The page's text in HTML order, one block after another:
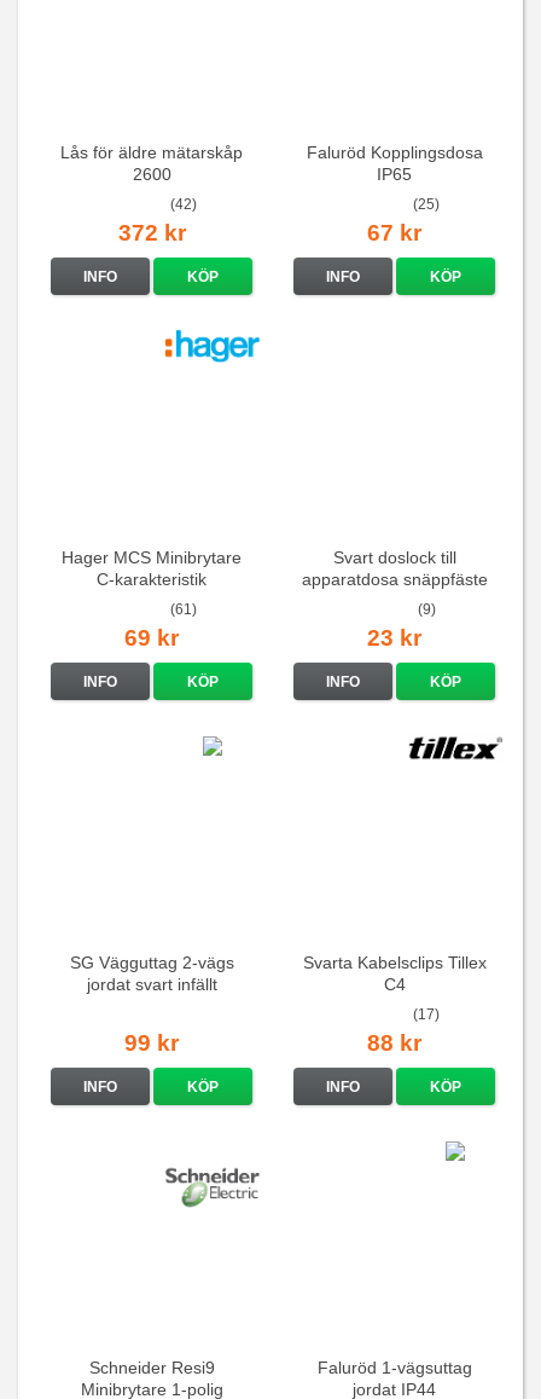
Lås för äldre mätarskåp
2600
(42)
372 kr
INFO KÖP
Faluröd Kopplingsdosa
IP65
(25)
67 kr
INFO KÖP
Hager MCS Minibrytare
C-karakteristik
QuickConnect
(61)
69 kr
INFO KÖP
Svart doslock till
apparatdosa snäppfäste
(9)
23 kr
INFO KÖP
SG Vägguttag 2-vägs
jordat svart infällt
99 kr
INFO KÖP
Svarta Kabelsclips Tillex
C4
(17)
88 kr
INFO KÖP
Schneider Resi9
Minibrytare 1-polig
Faluröd 1-vägsuttag
jordat IP44